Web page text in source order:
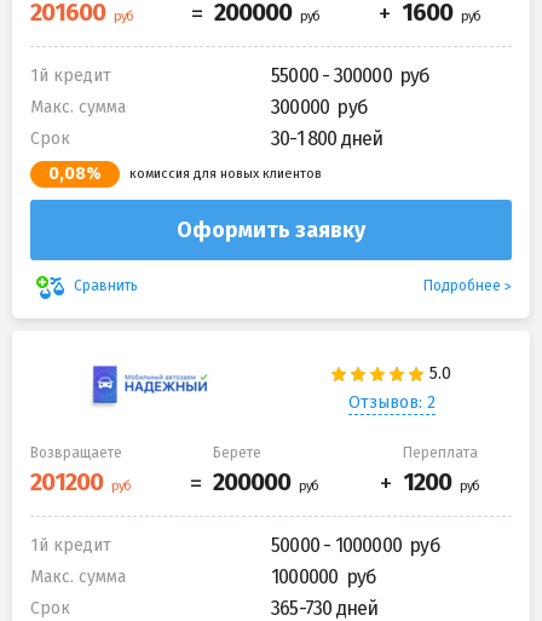
1й кредит 55000 - 300000
Макс. сумма 300000
Срок 30-1 800 дней
0,08% комиссия для новых клиентов
Оформить заявку
Сравнить Подробнее
Отзывов: 2
Возвращаете Берете Переплата
1й кредит 50000 - 1000000
Макс. сумма 1000000
Срок 365-730 дней